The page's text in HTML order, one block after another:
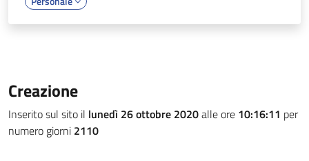
Creazione
Inserito sul sito il lunedì 26 ottobre 2020alle ore 10:16:11 per
numero giorni 2110